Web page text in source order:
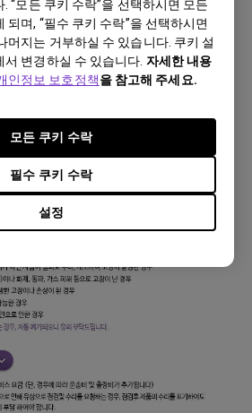
“모든 쿠키 수락”을 선택하시면 모든
되며, “필수 쿠키 수락”을 선택하시면
머지는 거부하실 수 있습니다. 쿠키 설
변경하실 수 있습니다. 자세한 내용
인정보 보호정책을 참고해 주세요.
설정
필수 쿠키 수락
모든 쿠키 수락